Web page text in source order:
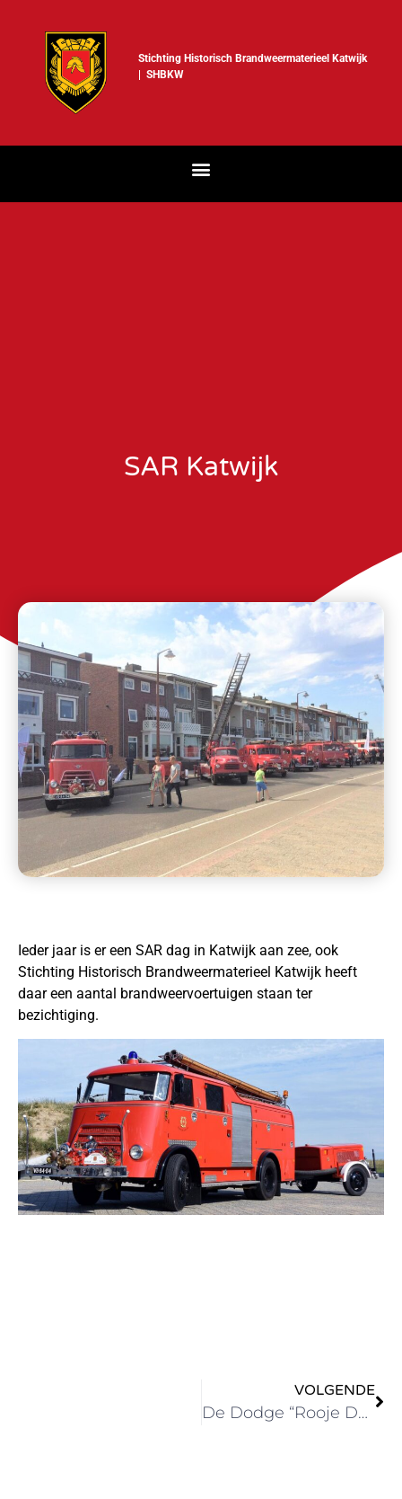
Stichting Historisch Brandweermaterieel Katwijk
| SHBKW
SAR Katwijk
Ieder jaar is er een SAR dag in Katwijk aan zee, ook
Stichting Historisch Brandweermaterieel Katwijk heeft
daar een aantal brandweervoertuigen staan ter
bezichtiging.
VOLGENDE
De Dodge “Rooje Dotje”